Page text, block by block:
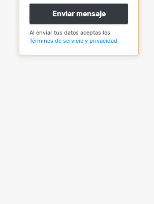
Enviar mensaje
Al enviar tus datos aceptas los
Términos de servicio y privacidad